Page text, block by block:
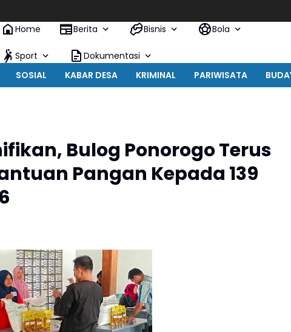
Home
Berita Bisnis Bola
Sport
Dokumentasi
SOSIAL KABAR DESA KRIMINAL PARIWISATA
Bulog Ponorogo Terus
Pangan Kepada 139